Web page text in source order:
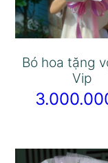
Bó hoa tặng
Vip